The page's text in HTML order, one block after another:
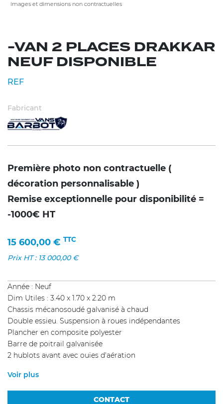
images et dimensions non contractuelles
-VAN 2 PLACES DRAKKAR
NEUF DISPONIBLE
REF
Fabricant
Première photo non contractuelle (
décoration personnalisable )
Remise exceptionnelle pour disponibilité =
-1000€ HT
15 600,00 € TTC
Prix HT : 13 000,00€
Année : Neuf
Dim Utiles : 3.40 x 1.70 x 2.20 m
Chassis mécanosoudé galvanisé à chaud
Double essieu. Suspension à roues indépendantes
Plancher en composite polyester
Barre de poitrail galvanisée
2 hublots avant avec ouïes d'aération
Voir plus
CONTACT